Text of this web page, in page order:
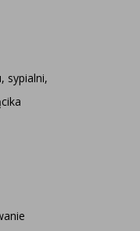
sypialni,